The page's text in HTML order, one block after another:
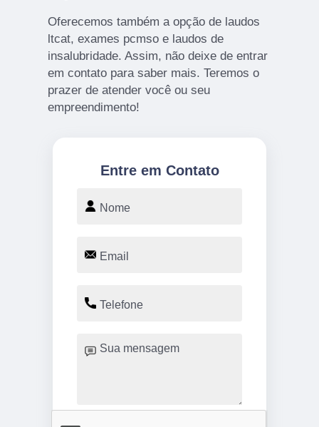
Oferecemos também a opção de laudos
ltcat, exames pcmso e laudos de
insalubridade. Assim, não deixe de entrar
em contato para saber mais. Teremos o
prazer de atender você ou seu
empreendimento!
Entre em Contato